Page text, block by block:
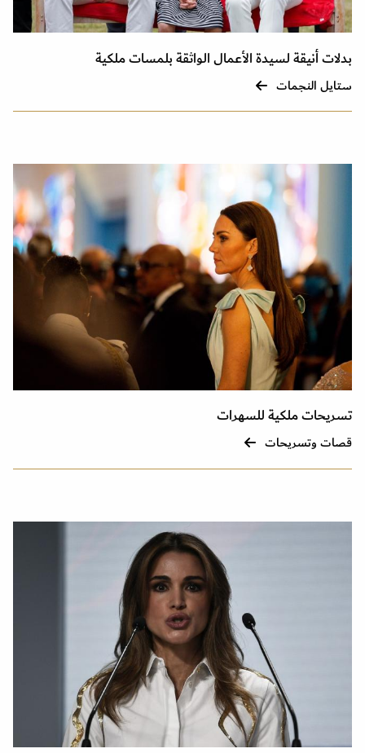
بدلات أنيقة لسيدة الأعمال الواثقة بلمسات ملكية
ستايل النجمات
تسريحات ملكية للسهرات
قصات وتسريحات